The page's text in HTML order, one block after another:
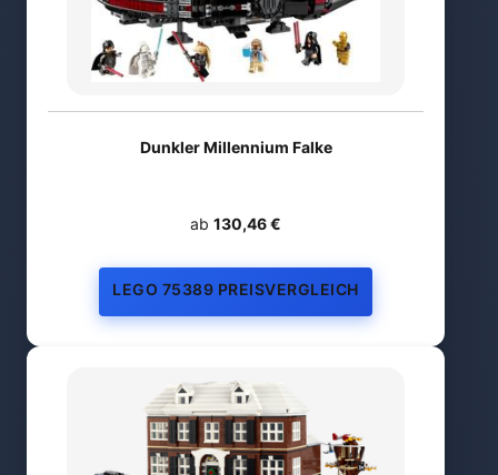
Dunkler Millennium Falke
ab 130,46 €
LEGO 75389 PREISVERGLEICH